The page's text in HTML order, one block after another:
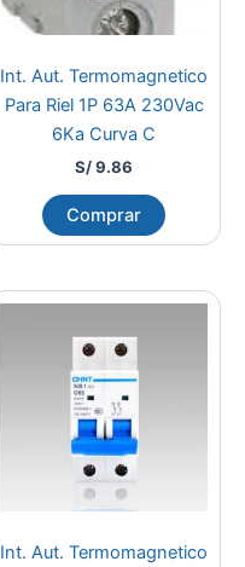
Int. Aut. Termomagnetico
Para Riel 1P 63A 230Vac
6Ka Curva C
S/9.86
Comprar
Int. Aut. Termomagnetico